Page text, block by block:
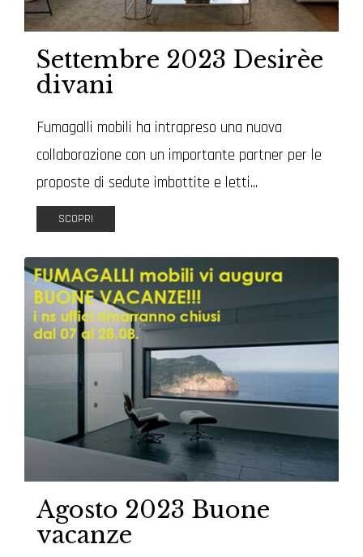
Settembre 2023 Desirèe
divani
Fumagalli mobili ha intrapreso una nuova
collaborazione con un importante partner per le
proposte di sedute imbottite e letti...
SCOPRI
Agosto 2023 Buone
vacanze